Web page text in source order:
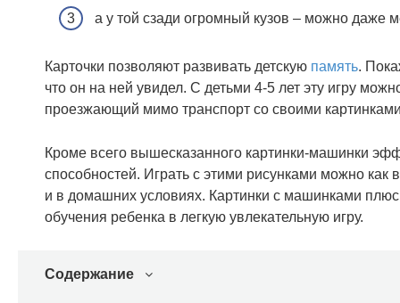
а у той сзади огромный кузов – можно даже
Карточки позволяют развивать детскую память.
что он на ней увидел. С детьми 4-5 лет эту игру
проезжающий мимо транспорт со своими
Кроме всего вышесказанного картинки-машинки
способностей. Играть с этими рисунками можно как
и в домашних условиях. Картинки с машинками
обучения ребенка в легкую увлекательную игру.
Содержание